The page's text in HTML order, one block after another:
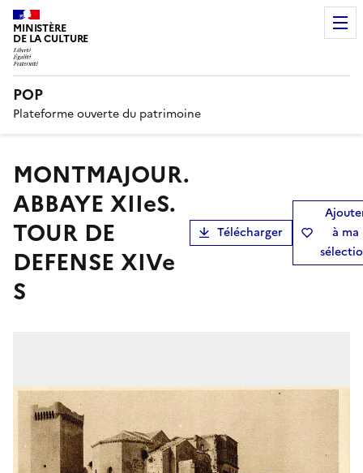
MINISTÈRE
DE LA CULTURE
POP
Plateforme ouverte du patrimoine
MONTMAJOUR.
ABBAYE XIIeS.
TOUR DE
DEFENSE XIVe
S
Télécharger
à ma